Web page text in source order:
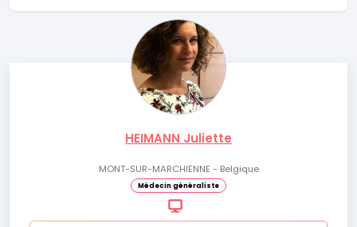
HEIMANN Juliette
MONT-SUR-MARCHIENNE - Belgique
Médecin généraliste